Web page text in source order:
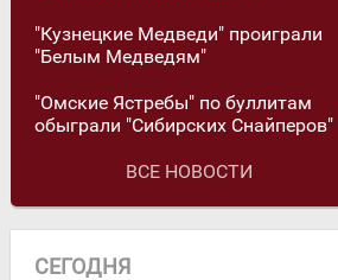
"Кузнецкие Медведи" проиграли
"Белым Медведям"
"Омские Ястребы" по буллитам
обыграли "Сибирских Снайперов"
ВСЕ НОВОСТИ
СЕГОДНЯ